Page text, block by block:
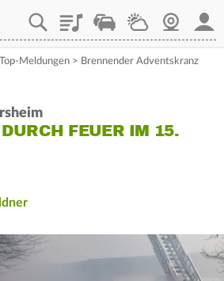
PlaylistStaupilotWetterWebcam
Top-Meldungen > Brennender Adventskranz
FEUER IM 15.